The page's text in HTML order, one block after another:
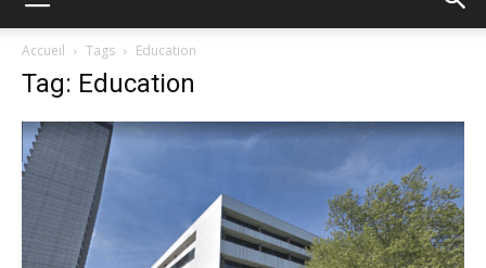
Accueil Tags Education
Tag: Education